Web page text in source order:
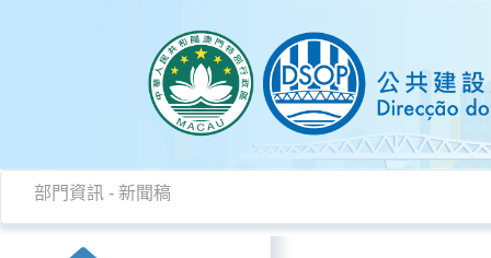
部門資訊 - 新聞稿